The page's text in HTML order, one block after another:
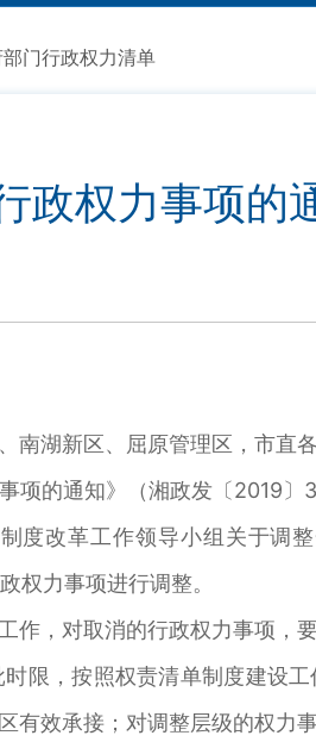
门行政权力清单
权力事项的
湖新区、屈原管理区，市直
项的通知》（湘政发〔2019
度改革工作领导小组关于调
权力事项进行调整。
作，对取消的行政权力事项，
限，按照权责清单制度建设
有效承接；对调整层级的权力